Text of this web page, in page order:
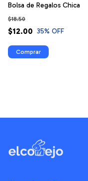
Bolsa de Regalos Chica
$12.00
$18.50
35% OFF